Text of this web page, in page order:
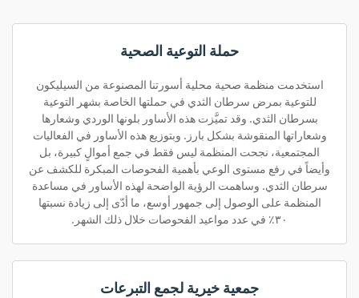
حملة التوعية الصحية
استخدمت منظمة صحية محلية أسورتنا المصنوعة من السيليكون
للتوعية بمرض سرطان الثدي في حملتها الخاصة بشهر التوعية
بسرطان الثدي. وقد تميَّزت هذه الأساور بلونها الوردي وشعارها
وشعاراتها المنقوشة بشكل بارز. وبتوزيع هذه الأساور في الفعاليات
المجتمعية، نجحت المنظمة ليس فقط في جمع أموالٍ كبيرة، بل
وأيضاً في رفع مستوى الوعي بأهمية الفحوصات المبكرة للكشف عن
سرطان الثدي. وساهمت الرؤية الواضحة لهذه الأساور في مساعدة
المنظمة على الوصول إلى جمهور أوسع، ما أدّى إلى زيادة نسبتها
٣٠٪ في عدد مواعيد الفحوصات خلال ذلك الشهر.
جمعية خيرية لجمع التبرعات